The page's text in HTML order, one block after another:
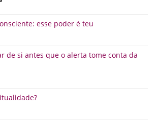
esse poder é teu
de si antes que o alerta tome conta da